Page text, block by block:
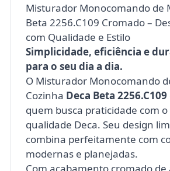
Misturador Monocomando de
Beta 2256.C109 Cromado –
com Qualidade e Estilo
Simplicidade, eficiência e
para o seu dia a dia.
O Misturador Monocomando
Cozinha Deca Beta 2256.C109
quem busca praticidade com
qualidade Deca. Seu design
combina perfeitamente com
modernas e planejadas.
Com acabamento cromado de